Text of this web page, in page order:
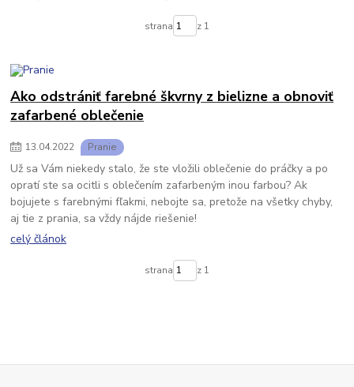
strana z 1
Ako odstrániť farebné škvrny z bielizne a obnoviť
zafarbené oblečenie
13.04.2022 Pranie
Už sa Vám niekedy stalo, že ste vložili oblečenie do práčky a po
opratí ste sa ocitli s oblečením zafarbeným inou farbou? Ak
bojujete s farebnými fľakmi, nebojte sa, pretože na všetky chyby,
aj tie z prania, sa vždy nájde riešenie!
celý článok
strana z 1